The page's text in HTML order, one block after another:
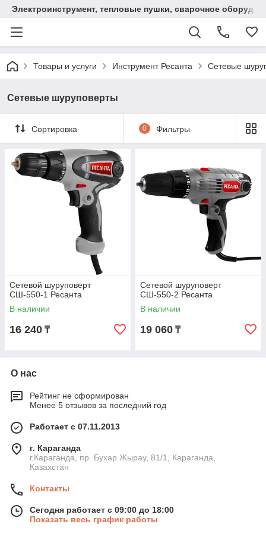
Электроинструмент, тепловые пушки, сварочное
Товары и услуги Инструмент Ресанта Сетевые
Сетевые шуруповерты
Сортировка 0 Фильтры
Сетевой шуруповерт
СШ-550-1 Ресанта
В наличии
16 240 ₸
Сетевой шуруповерт
СШ-550-2 Ресанта
В наличии
19 060 ₸
О нас
Рейтинг не сформирован
Менее 5 отзывов за последний год
Работает с 07.11.2013
г. Караганда
г.Караганда, пр. Бухар Жырау, 81/1, Караганда,
Казахстан
Контакты
Сегодня работает с 09:00 до 18:00
Показать весь график работы